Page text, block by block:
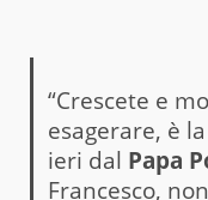
“Crescete e
esagerare, è
ieri dal Papa
Francesco,